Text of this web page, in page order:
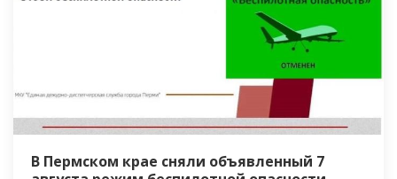
В Пермском крае сняли объявленный 7